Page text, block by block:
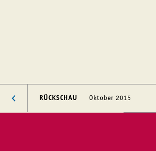
RÜCKSCHAU Oktober 2015